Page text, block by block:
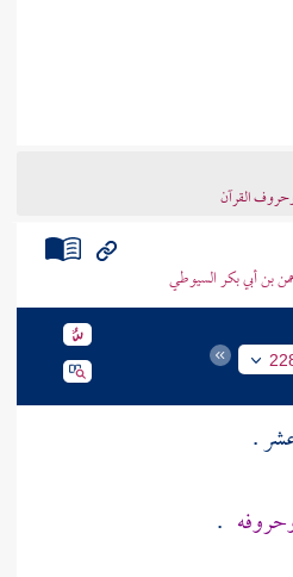
القرآن
بن أبي بكر السيوطي
.
.